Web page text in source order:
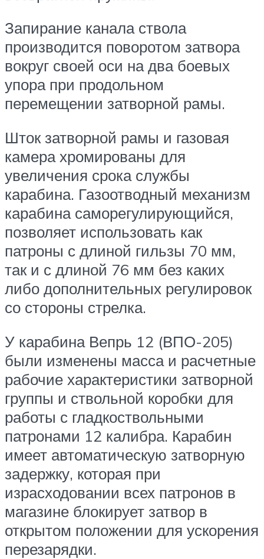
Запирание канала ствола
производится поворотом затвора
вокруг своей оси на два боевых
упора при продольном
перемещении затворной рамы.
Шток затворной рамы и газовая
камера хромированы для
увеличения срока службы
карабина. Газоотводный механизм
карабина саморегулирующийся,
позволяет использовать как
патроны с длиной гильзы 70 мм,
так и с длиной 76 мм без каких
либо дополнительных регулировок
со стороны стрелка.
У карабина Вепрь 12 (ВПО-205)
были изменены масса и расчетные
рабочие характеристики затворной
группы и ствольной коробки для
работы с гладкоствольными
патронами 12 калибра. Карабин
имеет автоматическую затворную
задержку, которая при
израсходовании всех патронов в
магазине блокирует затвор в
открытом положении для ускорения
перезарядки.